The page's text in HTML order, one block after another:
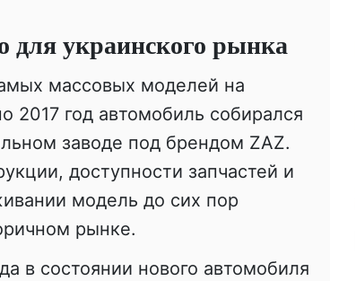
для украинского рынка
массовых моделей на
2017 год автомобиль собирался
заводе под брендом ZAZ.
доступности запчастей и
модель до сих пор
рынке.
в состоянии нового автомобиля